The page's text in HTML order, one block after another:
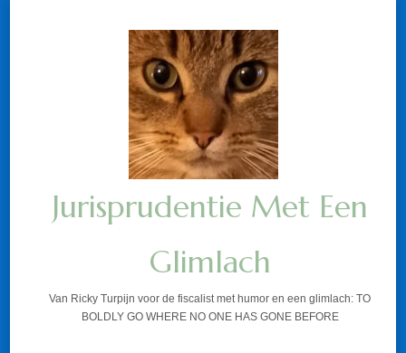
Jurisprudentie Met Een
Glimlach
Van Ricky Turpijn voor de fiscalist met humor en een glimlach: TO
BOLDLY GO WHERE NO ONE HAS GONE BEFORE